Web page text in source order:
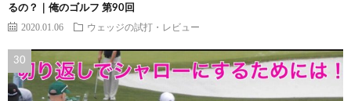
るの？｜俺のゴルフ 第90回
2020.01.06 ウェッジの試打・レビュー